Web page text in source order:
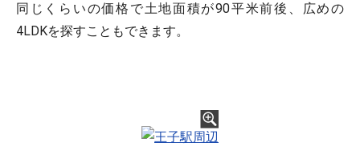
同じくらいの価格で土地面積が90平米前後、広めの
4LDKを探すこともできます。